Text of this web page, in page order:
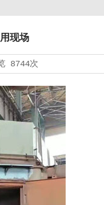
现场
8744次